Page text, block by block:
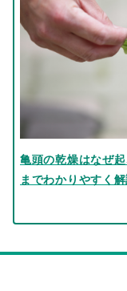
亀頭の乾燥はなぜ
までわかりやすく